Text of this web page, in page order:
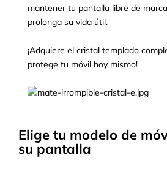
mantener tu pantalla libre de
prolonga su vida útil.
¡Adquiere el cristal templado
protege tu móvil hoy mismo!
Elige tu modelo de
su pantalla